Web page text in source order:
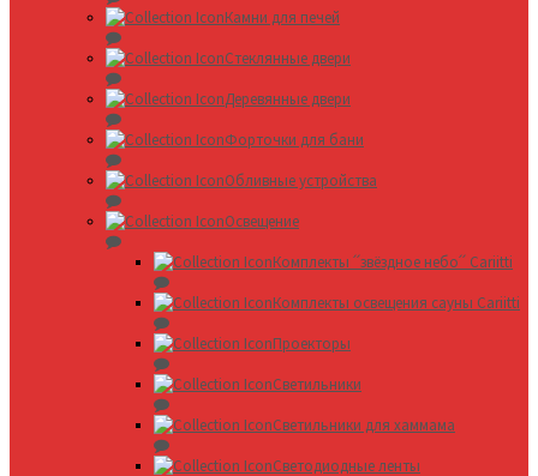
Камни для печей
Стеклянные двери
Деревянные двери
Форточки для бани
Обливные устройства
Освещение
Комплекты ՛՛звёздное небо՛՛ Cariitti
Комплекты освещения сауны Cariitti
Проекторы
Светильники
Светильники для хаммама
Светодиодные ленты